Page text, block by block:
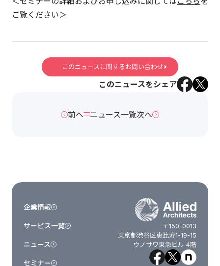
ご覧ください＞
このニュースに関するお問い合わせ
このニュースをシェア
前へ ニュース一覧次へ
〒150-0013
東京都渋谷区恵比寿1-19-15
ウノサワ東急ビル 4階
企業情報
サービス一覧
ニュース
セミナー